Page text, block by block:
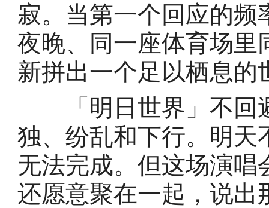
寂。当第一个回应的
夜晚、同一座体育场里
新拼出一个足以栖息的
「明日世界」不回
独、纷乱和下行。明天
无法完成。但这场演
还愿意聚在一起，说出